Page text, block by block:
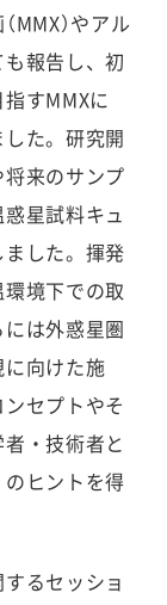
MMX）やアル
報告し、初
すMMXに
た。研究開
来のサンプ
星試料キュ
した。揮発
境下での取
は外惑星圏
向けた施
セプトやそ
・技術者と
ヒントを得
るセッショ